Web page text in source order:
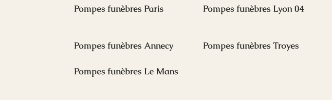
Pompes funèbres Paris Pompes funèbres Lyon 04
Pompes funèbres Annecy Pompes funèbres Troyes
Pompes funèbres Le Mans